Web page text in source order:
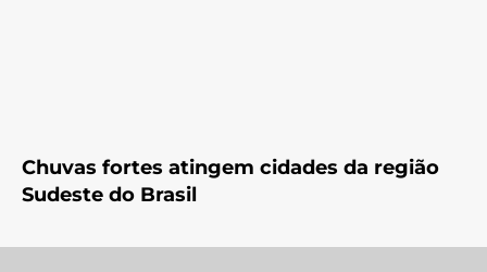
Chuvas fortes atingem cidades da região
Sudeste do Brasil